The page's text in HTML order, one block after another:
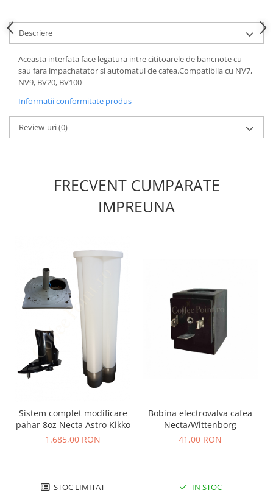
Descriere
Aceasta interfata face legatura intre cititoarele de bancnote cu
sau fara impachatator si automatul de cafea.Compatibila cu NV7,
NV9, BV20, BV100
Informatii conformitate produs
Review-uri(0)
FRECVENT CUMPARATE
IMPREUNA
Sistem complet modificare
pahar 8oz Necta Astro Kikko
1.685,00 RON
STOC LIMITAT
Bobina electrovalva cafea
Necta/Wittenborg
41,00 RON
IN STOC